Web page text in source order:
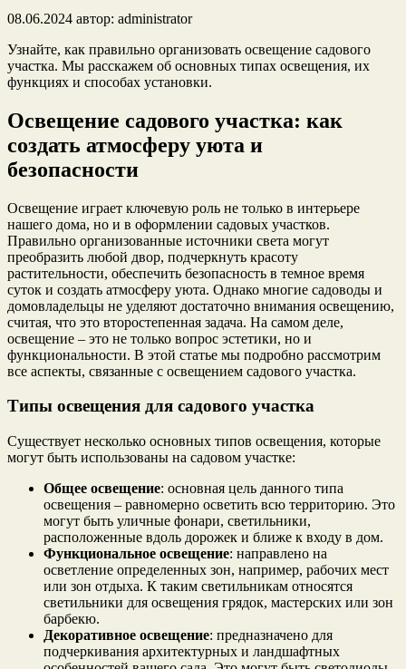
08.06.2024 автор: administrator
Узнайте, как правильно организовать освещение садового
участка. Мы расскажем об основных типах освещения, их
функциях и способах установки.
Освещение садового участка: как
создать атмосферу уюта и
безопасности
Освещение играет ключевую роль не только в интерьере
нашего дома, но и в оформлении садовых участков.
Правильно организованные источники света могут
преобразить любой двор, подчеркнуть красоту
растительности, обеспечить безопасность в темное время
суток и создать атмосферу уюта. Однако многие садоводы и
домовладельцы не уделяют достаточно внимания освещению,
считая, что это второстепенная задача. На самом деле,
освещение – это не только вопрос эстетики, но и
функциональности. В этой статье мы подробно рассмотрим
все аспекты, связанные с освещением садового участка.
Типы освещения для садового участка
Существует несколько основных типов освещения, которые
могут быть использованы на садовом участке:
Общее освещение: основная цель данного типа
освещения – равномерно осветить всю территорию. Это
могут быть уличные фонари, светильники,
расположенные вдоль дорожек и ближе к входу в дом.
Функциональное освещение: направлено на
осветление определенных зон, например, рабочих мест
или зон отдыха. К таким светильникам относятся
светильники для освещения грядок, мастерских или зон
барбекю.
Декоративное освещение: предназначено для
подчеркивания архитектурных и ландшафтных